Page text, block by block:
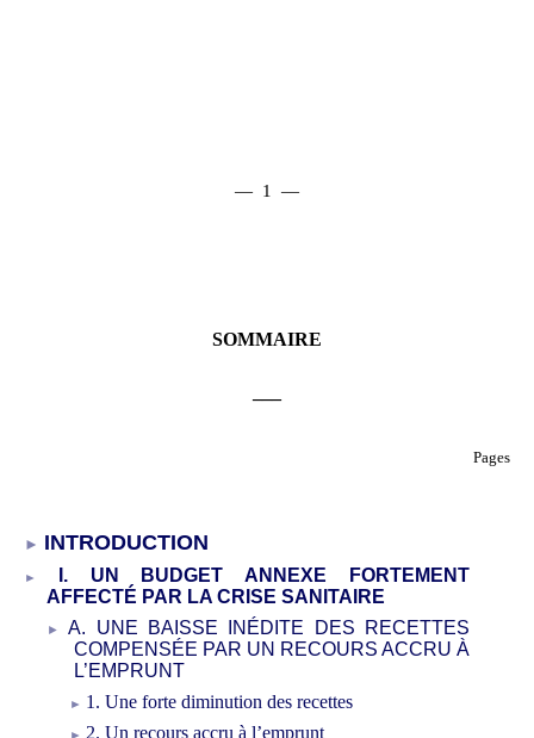
— 1 —
SOMMAIRE
Pages
INTRODUCTION
I. UN BUDGET ANNEXE FORTEMENT
AFFECTÉ PAR LA CRISE SANITAIRE
A. UNE BAISSE INÉDITE DES RECETTES
COMPENSÉE PAR UN RECOURS ACCRU À
L’EMPRUNT
1. Une forte diminution des recettes
2. Un recours accru à l’emprunt